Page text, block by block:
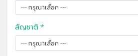
สัญชาติ *